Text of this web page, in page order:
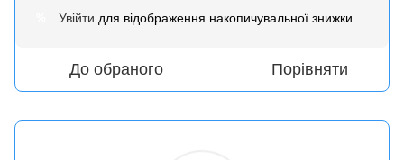
Увійти для відображення накопичувальної знижки
До обраного Порівняти